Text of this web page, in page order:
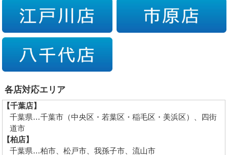
各店対応エリア
【千葉店】
千葉県…千葉市（中央区・若葉区・稲毛区・美浜区）、四街
道市
【柏店】
千葉県…柏市、松戸市、我孫子市、流山市